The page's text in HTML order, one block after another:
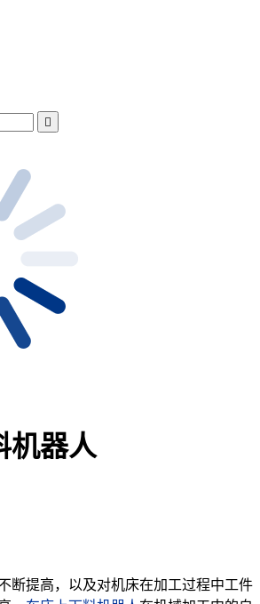
机器人
断提高，以及对机床在加工过程中工件